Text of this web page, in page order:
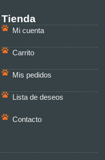
Tienda
Mi cuenta
Carrito
Mis pedidos
Lista de deseos
Contacto